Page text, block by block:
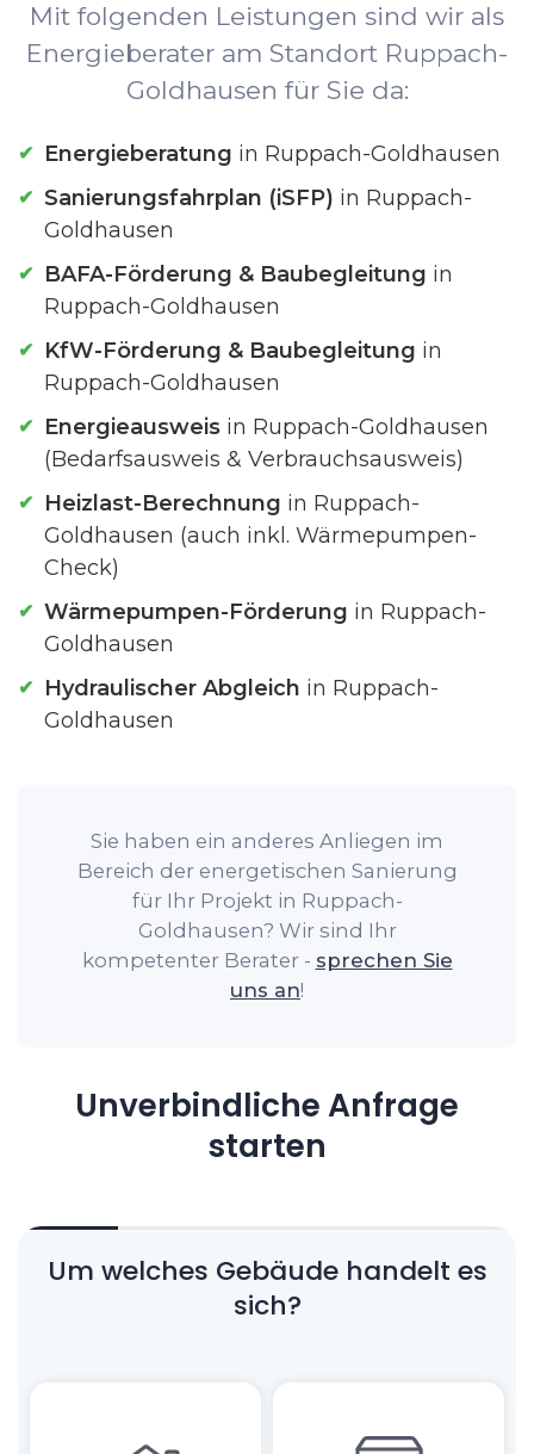
Mit folgenden Leistungen sind wir als
Energieberater am Standort Ruppach-
Goldhausen für Sie da:
Energieberatung in Ruppach-Goldhausen
Sanierungsfahrplan (iSFP) in Ruppach-
Goldhausen
BAFA-Förderung & Baubegleitung in
Ruppach-Goldhausen
KfW-Förderung & Baubegleitung in
Ruppach-Goldhausen
Energieausweis in Ruppach-Goldhausen
(Bedarfsausweis & Verbrauchsausweis)
Heizlast-Berechnung in Ruppach-
Goldhausen (auch inkl. Wärmepumpen-
Check)
Wärmepumpen-Förderung in Ruppach-
Goldhausen
Hydraulischer Abgleich in Ruppach-
Goldhausen
Sie haben ein anderes Anliegen im
Bereich der energetischen Sanierung
für Ihr Projekt in Ruppach-
Goldhausen? Wir sind Ihr
kompetenter Berater - sprechen Sie
uns an!
Unverbindliche Anfrage
starten